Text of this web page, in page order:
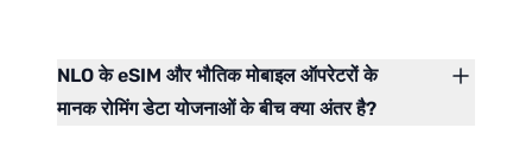
NLO के eSIM और भौतिक मोबाइल ऑपरेटरों के
मानक रोमिंग डेटा योजनाओं के बीच क्या अंतर है?